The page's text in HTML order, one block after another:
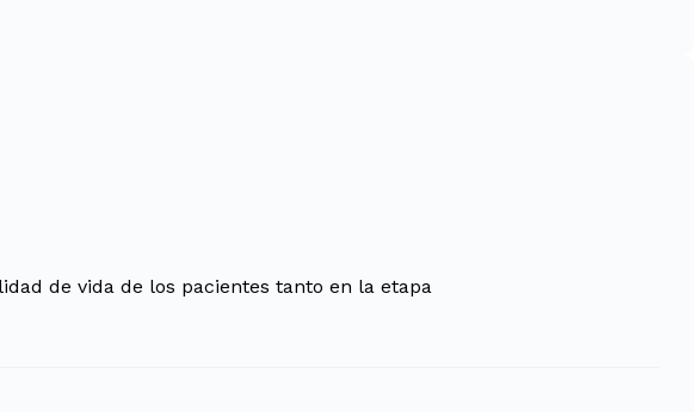
de vida de los pacientes tanto en la etapa